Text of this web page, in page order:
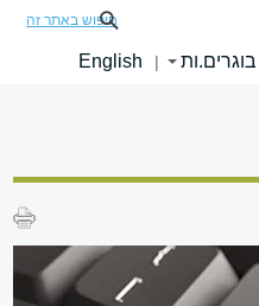
חיפוש באתר זה
בוגרים.ות |
English